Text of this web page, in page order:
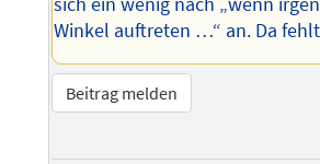
Winkel auftreten …“ an. Da
Beitrag melden